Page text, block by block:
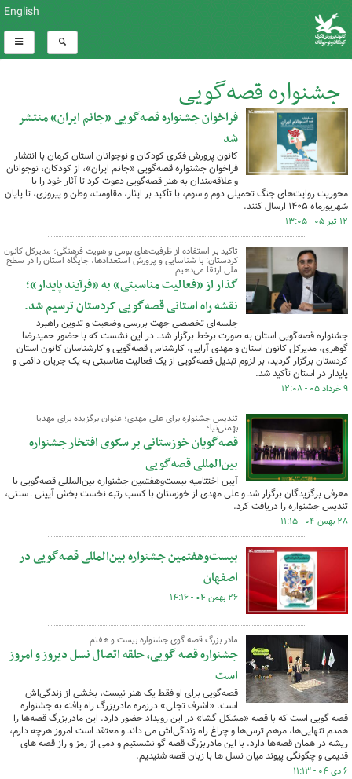
English
جشنواره قصه‌گویی
کل اخبار:261
فراخوان جشنواره قصه‌گویی «جانم ایران» منتشر
شد
کانون پرورش فکری کودکان و نوجوانان استان کرمان با انتشار
فراخوان جشنواره قصه‌گویی «جانم ایران»، از کودکان، نوجوانان
و علاقه‌مندان به هنر قصه‌گویی دعوت کرد تا آثار خود را با
محوریت روایت‌های جنگ تحمیلی دوم و سوم، با تأکید بر ایثار، مقاومت، وطن و پیروزی، تا پایان
شهریورماه ۱۴۰۵ ارسال کنند.
۱۲ تیر ۰۵ - ۱۳:۰۵
تاکید بر استفاده از ظرفیت‌های بومی و هویت فرهنگی؛ مدیرکل کانون
کردستان: با شناسایی و پرورش استعدادها، جایگاه استان را در سطح
ملی ارتقا می‌دهیم.
گذار از «فعالیت مناسبتی» به «فرآیند پایدار»؛
نقشه راه استانی قصه‌گویی کردستان ترسیم شد.
جلسه‌ای تخصصی جهت بررسی وضعیت و تدوین راهبرد
جشنواره قصه‌گویی استان به صورت برخط برگزار شد. در این نشست که با حضور حمیدرضا
گوهری، مدیرکل کانون استان و مهدی آرایی، کارشناس قصه‌گویی و کارشناسان کانون استان
کردستان برگزار گردید، بر لزوم تبدیل قصه‌گویی از یک فعالیت مناسبتی به یک جریان دائمی و
پایدار در استان تأکید شد.
۹ خرداد ۰۵ - ۱۲:۰۸
تندیس جشنواره برای علی مهدی؛ عنوان برگزیده برای مهدیا
بهمنی‌نیا؛
قصه‌گویان خوزستانی بر سکوی افتخار جشنواره
بین‌المللی قصه‌گویی
آیین اختتامیه بیست‌وهفتمین جشنواره بین‌المللی قصه‌گویی با
معرفی برگزیدگان برگزار شد و علی مهدی از خوزستان با کسب رتبه نخست بخش آیینی ـ سنتی،
تندیس جشنواره را دریافت کرد.
۲۸ بهمن ۰۴ - ۱۱:۱۵
بیست‌وهفتمین جشنواره بین‌المللی قصه‌گویی در
اصفهان
۲۶ بهمن ۰۴ - ۱۴:۱۶
مادر بزرگ قصه گوی جشنواره بیست و هفتم:
جشنواره قصه گویی، حلقه اتصال نسل دیروز و امروز
است
قصه‌گویی برای او فقط یک هنر نیست، بخشی از زندگی‌اش
است. «اشرف تجلی» درزمره مادربزرگ راه یافته به جشنواره
قصه گویی است که با قصه «مشکل گشا» در این رویداد حضور دارد. این مادربزرگ قصه‌ها را
همدم تنهایی‌ها، مرهم ترس‌ها و چراغ راه زندگی‌اش می داند و معتقد است امروز هرچه دارم،
ریشه در همان قصه‌ها دارد. با این مادربزرگ قصه گو نشستیم و دمی از رمز و راز قصه های
قدیمی و چگونگی پیوند میان نسل ها با زبان قصه شنیدیم.
۶ دی ۰۴ - ۱۱:۱۳